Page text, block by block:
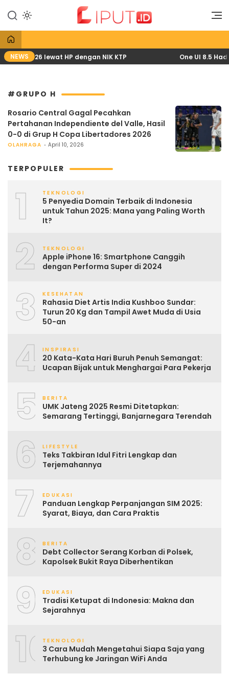
konten
Liput
Liputan Digital
NEWS
April 2026 lewat HP dengan NIK KTP One UI 8.5
#GRUPO H
Rosario Central Gagal Pecahkan
Pertahanan Independiente del Valle, Hasil
0-0 di Grup H Copa Libertadores 2026
OLAHRAGA April 10, 2026
TERPOPULER
1 TEKNOLOGI
5 Penyedia Domain Terbaik di Indonesia
untuk Tahun 2025: Mana yang Paling Worth
It?
2 TEKNOLOGI
Apple iPhone 16: Smartphone Canggih
dengan Performa Super di 2024
3 KESEHATAN
Rahasia Diet Artis India Kushboo Sundar:
Turun 20 Kg dan Tampil Awet Muda di Usia
50-an
4 INSPIRASI
20 Kata-Kata Hari Buruh Penuh Semangat:
Ucapan Bijak untuk Menghargai Para Pekerja
5 BERITA
UMK Jateng 2025 Resmi Ditetapkan:
Semarang Tertinggi, Banjarnegara Terendah
6 LIFESTYLE
Teks Takbiran Idul Fitri Lengkap dan
Terjemahannya
7 EDUKASI
Panduan Lengkap Perpanjangan SIM 2025:
Syarat, Biaya, dan Cara Praktis
8 BERITA
Debt Collector Serang Korban di Polsek,
Kapolsek Bukit Raya Diberhentikan
9 EDUKASI
Tradisi Ketupat di Indonesia: Makna dan
Sejarahnya
10TEKNOLOGI
3 Cara Mudah Mengetahui Siapa Saja yang
Terhubung ke Jaringan WiFi Anda